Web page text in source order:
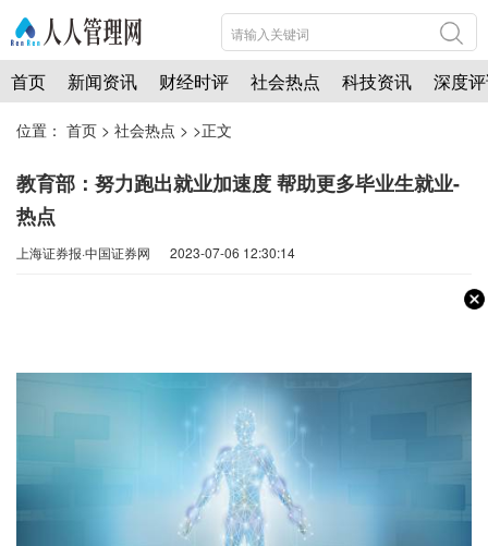
首页 新闻资讯 财经时评 社会热点 科技资讯 深度
位置： 首页 > 社会热点 > >正文
教育部：努力跑出就业加速度 帮助更多毕业生就业-
热点
上海证券报·中国证券网 2023-07-06 12:30:14